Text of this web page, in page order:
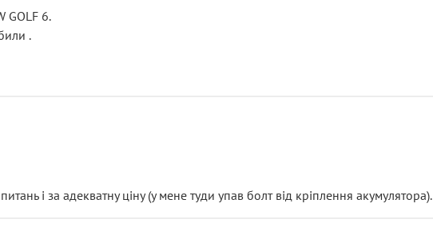
GOLF 6.
.
і за адекватну ціну (у мене туди упав болт від кріплення акумулятора).